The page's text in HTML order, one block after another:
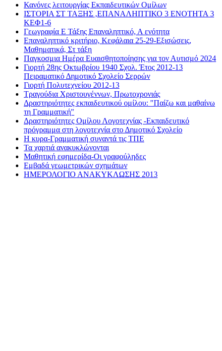
Κανόνες λειτουργίας Εκπαιδευτικών Ομίλων
ΙΣΤΟΡΙΑ ΣΤ ΤΑΞΗΣ ,ΕΠΑΝΑΛΗΠΤΙΚΟ 3 ΕΝΟΤΗΤΑ 3
ΚΕΦ1-6
Γεωγραφία Ε Τάξης Επαναληπτικό, Α ενότητα
Επαναληπτικό κριτήριο, Κεφάλαια 25-29-Εξισώσεις,
Μαθηματικά, Στ τάξη
Παγκοσμια Ημέρα Ευαισθητοποίησης για τον Αυτισμό 2024
Γιορτή 28ης Οκτωβρίου 1940 Σχολ. Έτος 2012-13
Πειραματικό Δημοτικό Σχολείο Σερρών
Γιορτή Πολυτεχνείου 2012-13
Τραγούδια Χριστουγέννων, Πρωτοχρονιάς
Δραστηριότητες εκπαιδευτικού ομίλου: "Παίζω και μαθαίνω
τη Γραμματική"
Δραστηριότητες Ομίλου Λογοτεχνίας -Εκπαιδευτικό
πρόγραμμα στη λογοτεχνία στο Δημοτικό Σχολείο
Η κυρα-Γραμματική συναντά τις ΤΠΕ
Τα χαρτιά ανακυκλώνονται
Μαθητική εφημερίδα-Οι γραφούληδες
Εμβαδά γεωμετρικών σχημάτων
ΗΜΕΡΟΛΟΓΙΟ ΑΝΑΚΥΚΛΩΣΗΣ 2013